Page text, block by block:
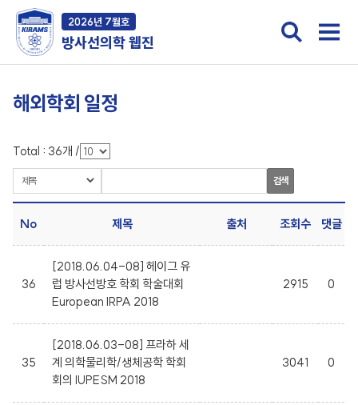
2026년 7월호
방사선의학 웹진
해외학회 일정
Total : 36개 /
검색
No 제목 출처 조회수 댓글
36
[2018.06.04-08] 헤이그 유
럽 방사선방호 학회 학술대회
European IRPA 2018
2915 0
35
[2018.06.03-08] 프라하 세
계 의학물리학/생체공학 학회
회의 IUPESM 2018
3041 0